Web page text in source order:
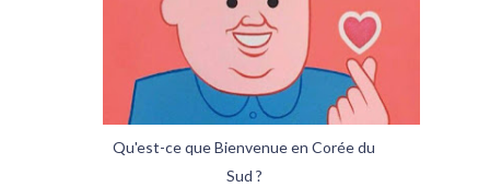
Qu'est-ce que Bienvenue en Corée du
Sud ?